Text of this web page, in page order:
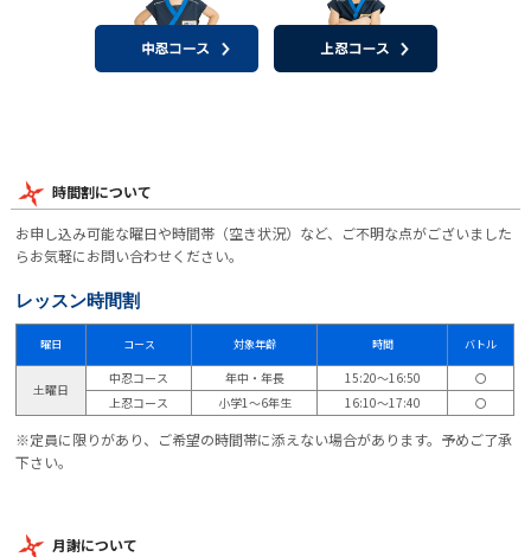
時間割について
お申し込み可能な曜日や時間帯（空き状況）など、ご不明な点がございました
らお気軽にお問い合わせください。
レッスン時間割
曜日 コース 対象年齢 時間 バトル
土曜日
中忍コース 年中・年長 15:20～16:50
〇
上忍コース
小学1～6年生 16:10～17:40 〇
※定員に限りがあり、ご希望の時間帯に添えない場合があります。予めご了承
下さい。
月謝について